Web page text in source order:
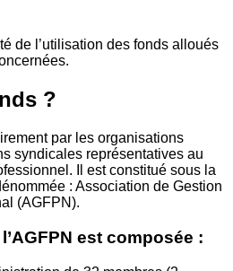
de l’utilisation des fonds alloués
?
par les organisations
syndicales représentatives au
Il est constitué sous la
: Association de Gestion
(AGFPN).
est composée :